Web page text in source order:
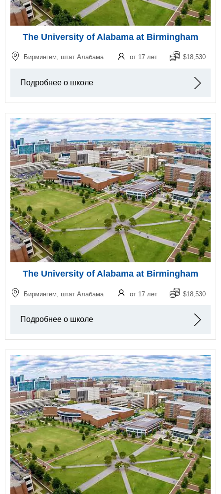
The University of Alabama at Birmingham
Бирмингем, штат Алабама от 17 лет $18,530
Подробнее о школе
The University of Alabama at Birmingham
Бирмингем, штат Алабама от 17 лет $18,530
Подробнее о школе